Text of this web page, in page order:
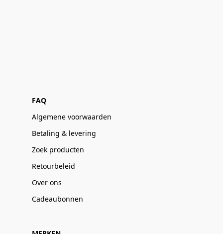
FAQ
Algemene voorwaarden
Betaling & levering
Zoek producten
Retourbeleid
Over ons
Cadeaubonnen